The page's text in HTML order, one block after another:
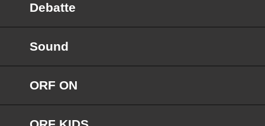
Debatte
Sound
ORF ON